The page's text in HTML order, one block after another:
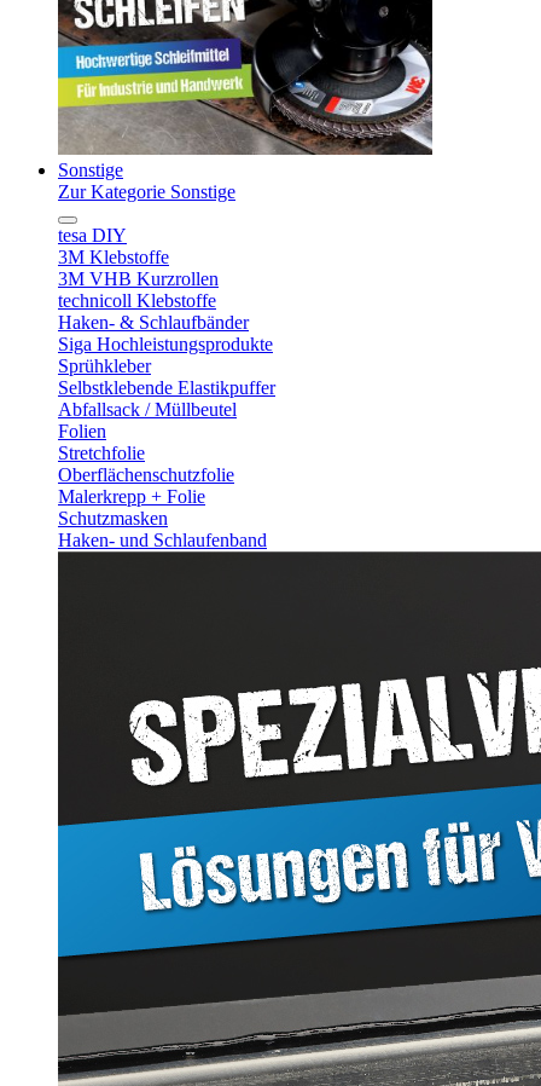
Sonstige
Zur Kategorie Sonstige
tesa DIY
3M Klebstoffe
3M VHB Kurzrollen
technicoll Klebstoffe
Haken- & Schlaufbänder
Siga Hochleistungsprodukte
Sprühkleber
Selbstklebende Elastikpuffer
Abfallsack / Müllbeutel
Folien
Stretchfolie
Oberflächenschutzfolie
Malerkrepp + Folie
Schutzmasken
Haken- und Schlaufenband